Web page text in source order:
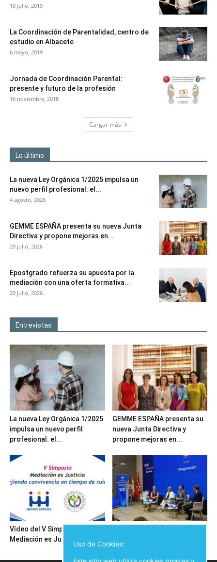
10 julio, 2019
La Coordinación de Parentalidad, centro de
estudio en Albacete
6 mayo, 2019
Jornada de Coordinación Parental:
presente y futuro de la profesión
16 noviembre, 2018
Cargar más
Lo último
La nueva Ley Orgánica 1/2025 impulsa un
nuevo perfil profesional: el...
4 agosto, 2026
GEMME ESPAÑA presenta su nueva Junta
Directiva y propone mejoras en...
29 julio, 2026
Epostgrado refuerza su apuesta por la
mediación con una oferta formativa...
20 julio, 2026
Entrevistas
La nueva Ley Orgánica 1/2025
impulsa un nuevo perfil
profesional: el...
GEMME ESPAÑA presenta su
nueva Junta Directiva y
propone mejoras en...
Vídeo del V Simposio
Mediación es Justicia
Uso de Cookies: